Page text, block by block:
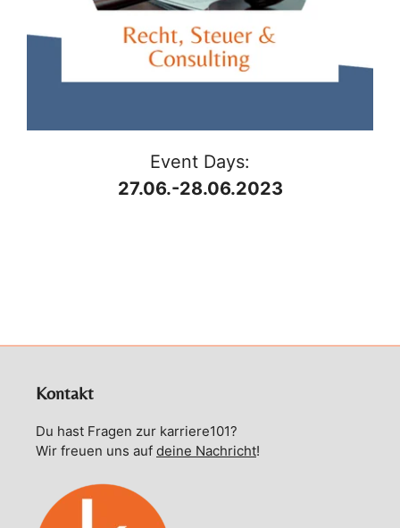
Event Days:
27.06.-28.06.2023
Kontakt
Du hast Fragen zur karriere101?
Wir freuen uns auf deine Nachricht!